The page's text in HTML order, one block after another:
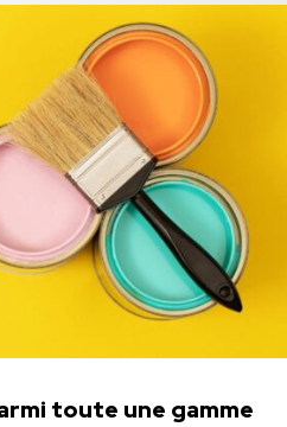
toute une gamme